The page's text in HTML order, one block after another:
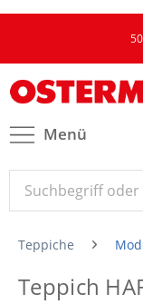
Menü
Teppiche
Teppich